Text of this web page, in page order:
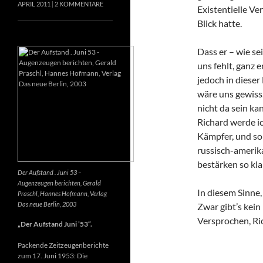
Existentielle
Blick hatte.
Dass er – wie
uns fehlt, ganz
jedoch in
wäre uns
nicht da sein
Richard werde
Kämpfer, und
russisch-
bestärken so
In diesem
Zwar gibt’s
Versprochen,
APRIL 2011 2 KOMMENTARE
Der Aufstand . Juni 53 –
Augenzeugen berichten, Gerald
Praschl, Hannes Hofmann, Verlag
Das neue Berlin, 2003
„Der Aufstand Juni ’53“.
Packende Zeitzeugenberichte
zum 17. Juni 1953: Die